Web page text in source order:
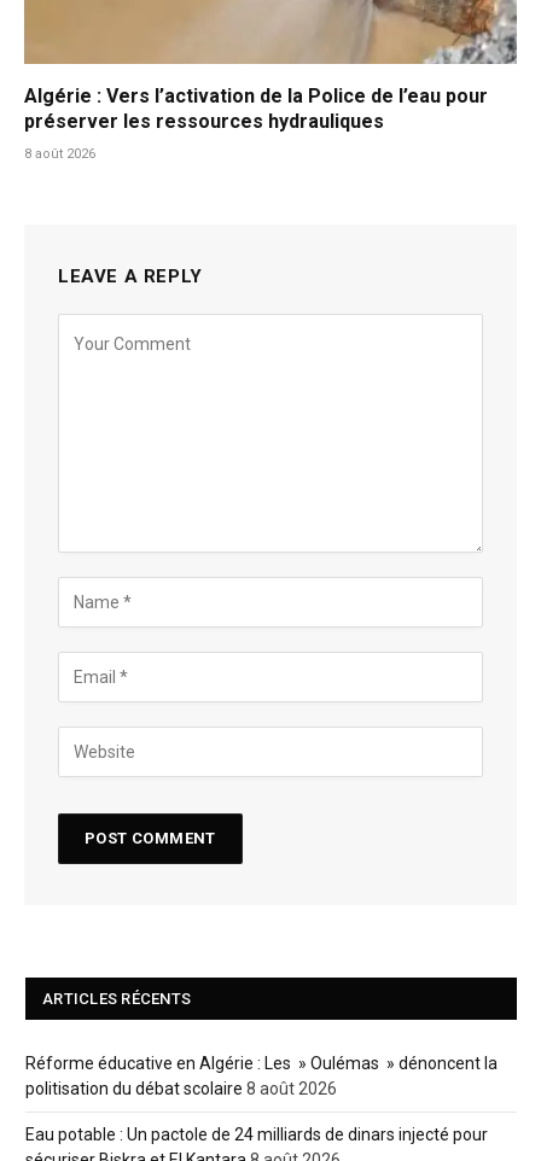
Algérie : Vers l’activation de la Police de l’eau pour
préserver les ressources hydrauliques
8 août 2026
LEAVE A REPLY
ARTICLES RÉCENTS
Réforme éducative en Algérie : Les » Oulémas » dénoncent la
politisation du débat scolaire 8 août 2026
Eau potable : Un pactole de 24 milliards de dinars injecté pour